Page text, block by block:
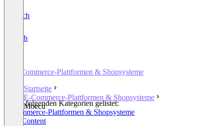
Deutsch
English
E-Commerce-Plattformen & Shopsysteme
Startseite
E-Commerce-Plattformen & Shopsysteme
Moccu
In den folgenden Kategorien gelistet:
E-Commerce-Plattformen & Shopsysteme
SEO Content